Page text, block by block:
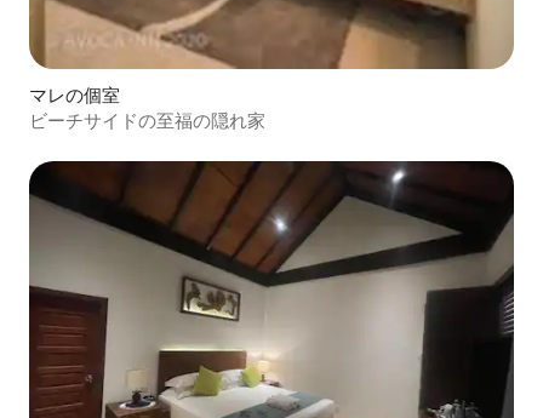
マレの個室
ビーチサイドの至福の隠れ家